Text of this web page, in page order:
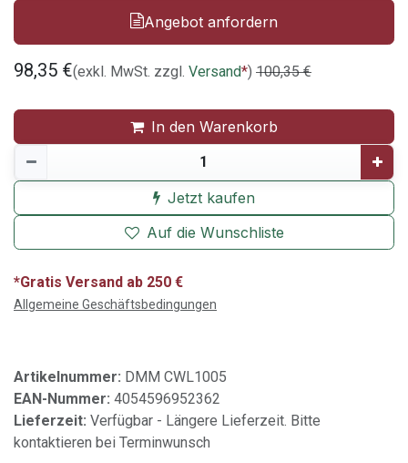
Angebot anfordern
98,35 €(exkl. MwSt. zzgl. Versand*) 100,35€
In den Warenkorb
Jetzt kaufen
Auf die Wunschliste
*Gratis Versand ab 250 €
Allgemeine Geschäftsbedingungen
Artikelnummer: DMM CWL1005
EAN-Nummer: 4054596952362
Lieferzeit: Verfügbar - Längere Lieferzeit. Bitte
kontaktieren bei Terminwunsch